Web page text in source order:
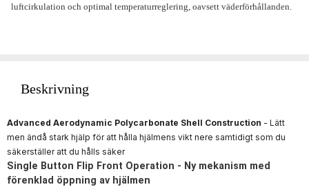
luftcirkulation och optimal temperaturreglering, oavsett väderförhållanden.
Beskrivning
Advanced Aerodynamic Polycarbonate Shell Construction - Lätt
men ändå stark hjälp för att hålla hjälmens vikt nere samtidigt som du
säkerställer att du hålls säker
Single Button Flip Front Operation - Ny mekanism med
förenklad öppning av hjälmen